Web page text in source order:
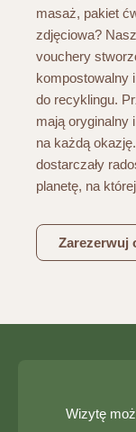
masaż, pakiet
zdjęciowa?
vouchery
kompostowalny
do recyklingu.
mają oryginalny
na każdą
dostarczały
planetę, na
Zarezerwuj
Wizytę